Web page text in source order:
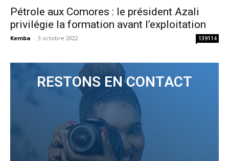
Pétrole aux Comores : le président Azali
privilégie la formation avant l’exploitation
Kemba - 3 octobre 2022 139114
RESTONS EN CONTACT